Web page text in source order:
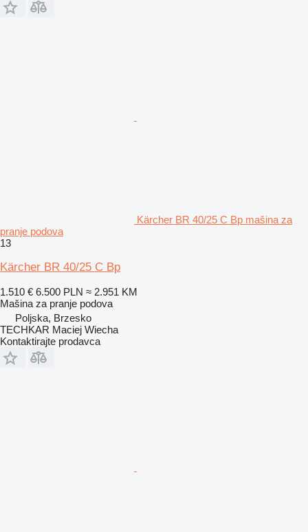
Kärcher BR 40/25 C Bp mašina za
pranje podova
13
Kärcher BR 40/25 C Bp
1.510 € 6.500 PLN ≈ 2.951 KM
Mašina za pranje podova
Poljska, Brzesko
TECHKAR Maciej Wiecha
Kontaktirajte prodavca